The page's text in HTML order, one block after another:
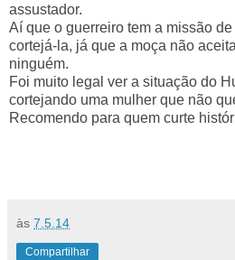
assustador.
Aí que o guerreiro tem a missão
cortejá-la, já que a moça não
ninguém.
Foi muito legal ver a situação do
cortejando uma mulher que não
Recomendo para quem curte
às 7.5.14
Compartilhar